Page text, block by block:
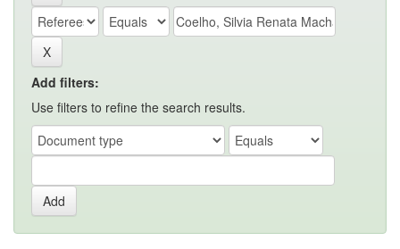
Add filters:
Use filters to refine the search results.